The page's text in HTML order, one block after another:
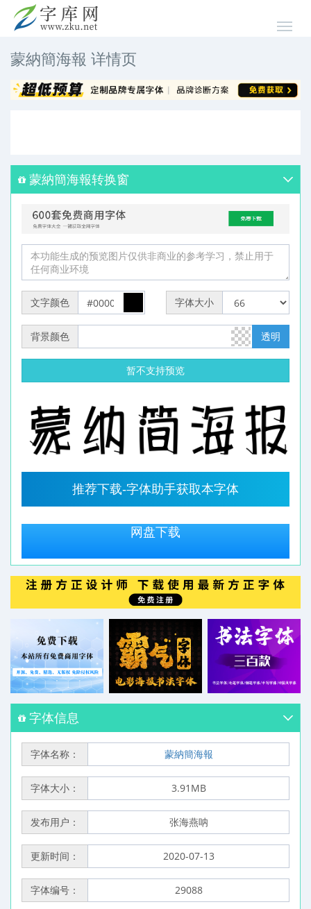
蒙納簡海報 详情页
蒙納簡海報转换窗
文字颜色 字体大小
背景颜色 透明
暂不支持预览
推荐下载-字体助手获取本字体
网盘下载
字体信息
字体名称： 蒙納簡海報
字体大小： 3.91MB
发布用户： 张海燕呐
更新时间： 2020-07-13
字体编号： 29088